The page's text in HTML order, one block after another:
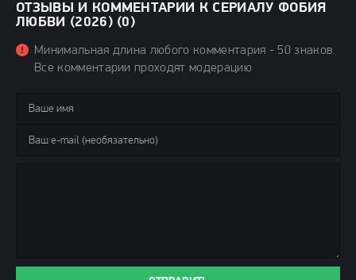
ОТЗЫВЫ И КОММЕНТАРИИ К СЕРИАЛУ ФОБИЯ
ЛЮБВИ (2026) (0)
Минимальная длина любого комментария - 50 знаков.
Все комментарии проходят модерацию